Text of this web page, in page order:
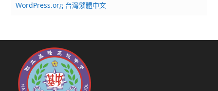
WordPress.org 台灣繁體中文